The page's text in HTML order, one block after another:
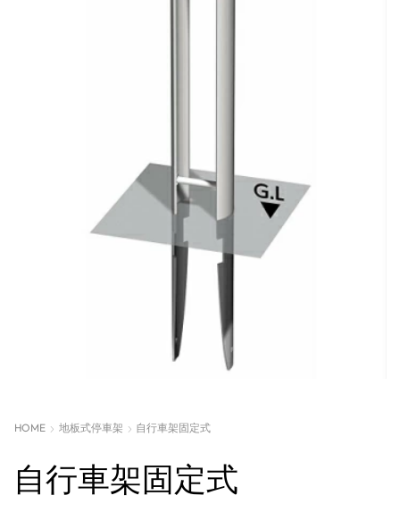
HOME 地板式停車架 自行車架固定式
自行車架固定式